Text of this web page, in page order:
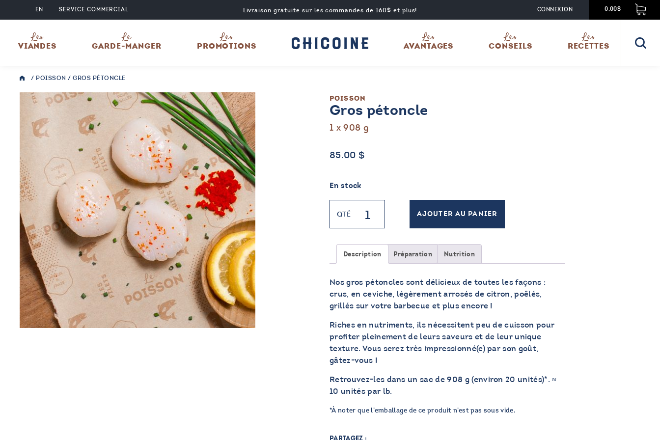
EN SERVICE COMMERCIAL Livraison gratuite sur les commandes de 160$ et plus! 0,00$
CONNEXION
Les
PROMOTIONS
Le
GARDE-MANGER
Les
VIANDES
Les
AVANTAGES
Les
CONSEILS
Les
RECETTES
/ POISSON / GROS PÉTONCLE
POISSON
Gros pétoncle
1 x 908 g
85.00 $
En stock
QTÉ
de
Gros
AJOUTER AU PANIER
Description Préparation Nutrition
Nos gros pétoncles sont délicieux de toutes les façons :
crus, en ceviche, légèrement arrosés de citron, poêlés,
grillés sur votre barbecue et plus encore !
Riches en nutriments, ils nécessitent peu de cuisson pour
profiter pleinement de leurs saveurs et de leur unique
texture. Vous serez très impressionné(e) par son goût,
gâtez-vous !
Retrouvez-les dans un sac de 908 g (environ 20 unités)*. ≈
10 unités par lb.
*À noter que l’emballage de ce produit n’est pas sous vide.
PARTAGEZ :